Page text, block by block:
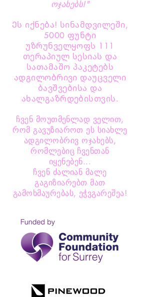
ოჯახებს!"
Ეს იქნება! სინამდვილეში,
5000 ფუნტი
უზრუნველყოფს 111
თერაპიულ სესიას და
სათამაშო პაკეტებს
ადგილობრივი დაუცველი
ბავშვებისა და
ახალგაზრდებისთვის.
ჩვენ მოუთმენლად ველით,
რომ გავუზიაროთ ეს სიახლე
ადგილობრივ ოჯახებს,
რომლებიც ჩვენთან
იყენებენ...
ჩვენ ძალიან მალე
გაგიზიარებთ მათ
გამოხმაურებას, ეჭვგარეშეა!